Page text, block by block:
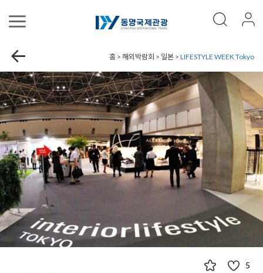
홈 > 해외박람회 > 일본 > LIFESTYLE WEEK Tokyo
5